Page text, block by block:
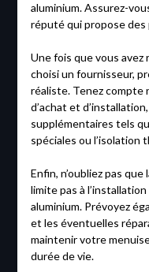
aluminium. Assurez-
réputé qui propose
Une fois que vous avez
choisi un fournisseur,
réaliste. Tenez compte
d’achat et
supplémentaires tels
spéciales ou l’isolation
Enfin, n’oubliez pas
limite pas à
aluminium. Prévoyez
et les éventuelles
maintenir votre
durée de vie.